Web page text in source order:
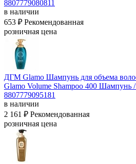
8807779080811
в наличии
653 ₽ Рекомендованная
розничная цена
ДГМ Glamo Шампунь для объема
Glamo Volume Shampoo 400 Шампунь /
8807779095181
в наличии
2 161 ₽ Рекомендованная
розничная цена